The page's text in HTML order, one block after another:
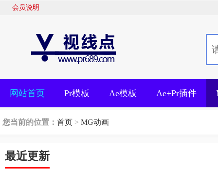
会员说明
网站首页 Pr模板 Ae模板 Ae+Pr插件
您当前的位置： 首页 > MG动画
最近更新